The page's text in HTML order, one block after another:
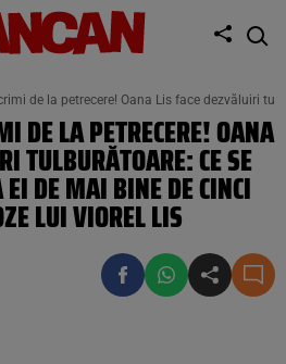
de la petrecere! Oana Lis face dezvăluiri
DE LA PETRECERE! OANA
TULBURĂTOARE: CE SE
DE MAI BINE DE CINCI
LUI VIOREL LIS